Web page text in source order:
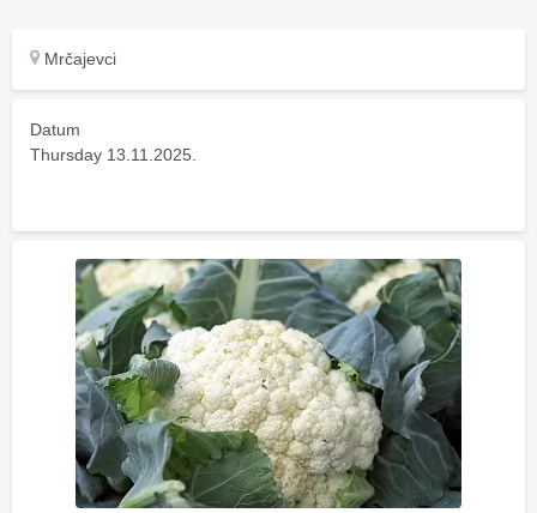
Mrčajevci
Datum
Thursday 13.11.2025.